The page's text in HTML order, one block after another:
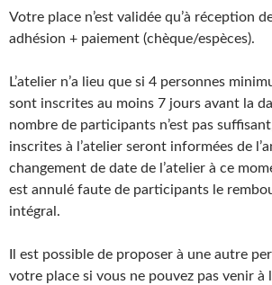
Votre place n’est validée qu’à réception
adhésion + paiement (chèque/espèces).
L’atelier n’a lieu que si 4 personnes
sont inscrites au moins 7 jours avant la
nombre de participants n’est pas
inscrites à l’atelier seront informées de
changement de date de l’atelier à ce
est annulé faute de participants le
intégral.
Il est possible de proposer à une autre
votre place si vous ne pouvez pas venir à